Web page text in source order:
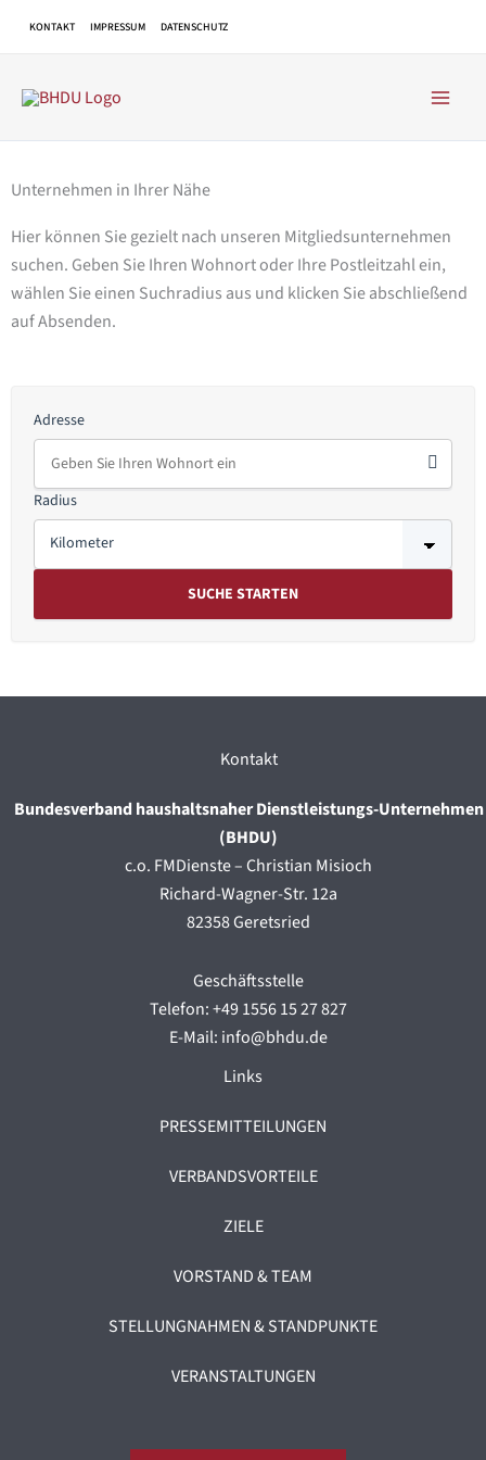
KONTAKT IMPRESSUM DATENSCHUTZ
Unternehmen in Ihrer Nähe
Hier können Sie gezielt nach unseren Mitgliedsunternehmen
suchen. Geben Sie Ihren Wohnort oder Ihre Postleitzahl ein,
wählen Sie einen Suchradius aus und klicken Sie abschließend
auf Absenden.
Adresse
Radius
Kontakt
Bundesverband haushaltsnaher Dienstleistungs-Unternehmen
(BHDU)
c.o. FMDienste – Christian Misioch
Richard-Wagner-Str. 12a
82358 Geretsried
Geschäftsstelle
Telefon: +49 1556 15 27 827
E-Mail: info@bhdu.de
Links
PRESSEMITTEILUNGEN
VERBANDSVORTEILE
ZIELE
VORSTAND & TEAM
STELLUNGNAHMEN & STANDPUNKTE
VERANSTALTUNGEN